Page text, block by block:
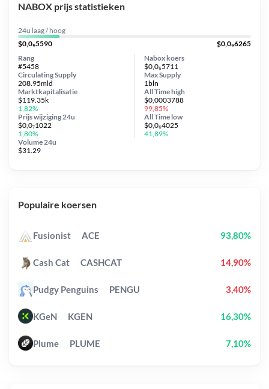
NABOX prijs statistieken
24u laag / hoog
$0,0₆5590
$0,0₆6265
Nabox koers
$0,0₆5711
Circulating Supply
208.95mld
Prijs wijziging24u
$0,0₇1022
1,80%
Max Supply
1bln
Marktkapitalisatie
$119.35k
1,82%
Volume 24u
$31.29
Rang
#5458
All Timehigh
$0,0003788
99,85%
All Time low
$0,0₆4025
41,89%
Populaire koersen
Fusionist ACE 93,80%
Cash Cat CASHCAT 14,90%
Pudgy Penguins PENGU 3,40%
KGeN KGEN 16,30%
Plume PLUME 7,10%